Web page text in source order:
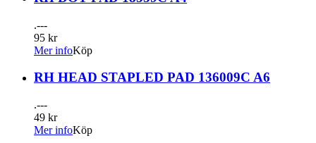
.---
95 kr
Mer infoKöp
RH HEAD STAPLED PAD 136009C A6
.---
49 kr
Mer infoKöp